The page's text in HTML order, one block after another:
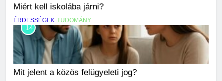
Miért kell iskolába járni?
ÉRDESSÉGEK TUDOMÁNY
14
Mit jelent a közös felügyeleti jog?